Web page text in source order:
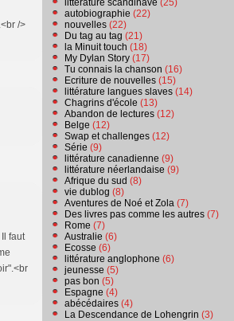
/>
faut
littérature scandinave (25)
autobiographie (22)
nouvelles (22)
Du tag au tag (21)
la Minuit touch (18)
My Dylan Story (17)
Tu connais la chanson (16)
Ecriture de nouvelles (15)
littérature langues slaves (14)
Chagrins d'école (13)
Abandon de lectures (12)
Belge (12)
Swap et challenges (12)
Série (9)
littérature canadienne (9)
littérature néerlandaise (9)
Afrique du sud (8)
vie dublog (8)
Aventures de Noé et Zola (7)
Des livres pas comme les autres (7)
Rome (7)
Australie (6)
Ecosse (6)
littérature anglophone (6)
jeunesse (5)
pas bon (5)
Espagne (4)
abécédaires (4)
La Descendance de Lohengrin (3)